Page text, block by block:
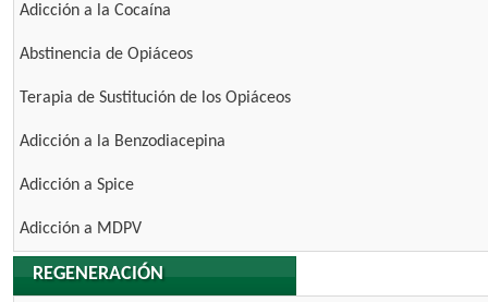
Adicción a la Cocaína
Abstinencia de Opiáceos
Terapia de Sustitución de los Opiáceos
Adicción a la Benzodiacepina
Adicción a Spice
Adicción a MDPV
REGENERACIÓN